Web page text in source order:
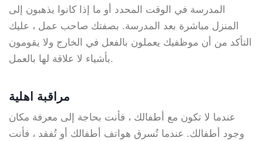
المدرسة في الوقت المحدد أو ما إذا كانوا يذهبون إلى
المنزل مباشرة بعد المدرسة. بصفتك صاحب عمل ، عليك
التأكد من أن موظفيك يعملون بالفعل في الخارج ولا يقومون
بأشياء لا علاقة لها بالعمل.
مراقبة اهلية
عندما لا تكون مع أطفالك ، فأنت بحاجة إلى معرفة مكان
وجود أطفالك. عندما تُسرق هواتف أطفالك أو تُفقد ، فأنت